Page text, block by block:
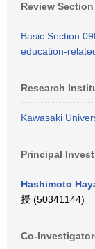
Review Section
Basic Section
education-
Research
Kawasaki
Principal
Hashimoto
授 (50341144)
Co-